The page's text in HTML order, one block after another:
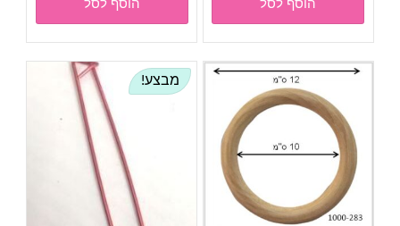
היה:
₪5.00.
₪4.00.
הוסף לסל הוסף לסל
מבצע!